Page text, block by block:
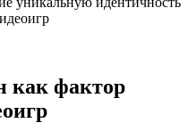
как фактор